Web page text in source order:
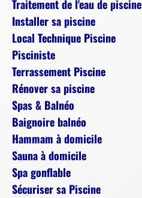
Traitement de l'eau de piscine
Installer sa piscine
Local Technique Piscine
Pisciniste
Terrassement Piscine
Rénover sa piscine
Spas & Balnéo
Baignoire balnéo
Hammam à domicile
Sauna à domicile
Spa gonflable
Sécuriser sa Piscine